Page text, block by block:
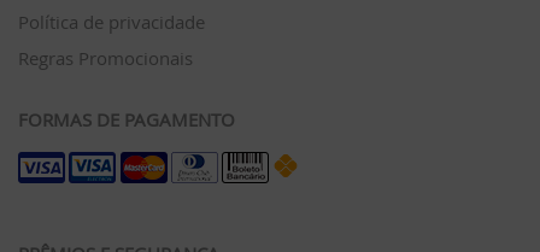
Política de privacidade
Regras Promocionais
FORMAS DE PAGAMENTO